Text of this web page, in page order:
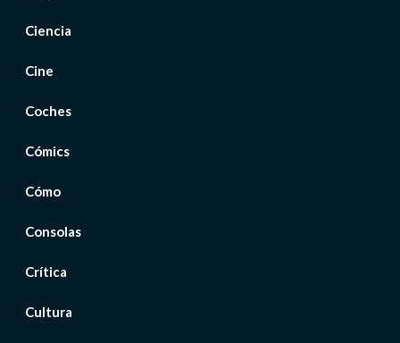
Ciencia
Cine
Coches
Cómics
Cómo
Consolas
Crítica
Cultura